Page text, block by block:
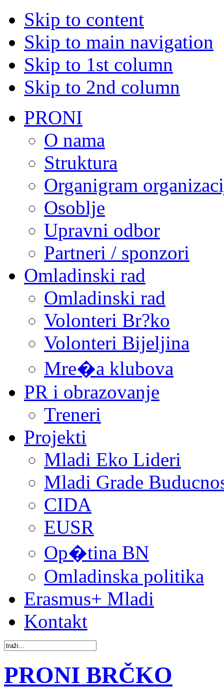
Skip to content
Skip to main navigation
Skip to 1st column
Skip to 2nd column
PRONI
O nama
Struktura
Organigram
Osoblje
Upravni odbor
Partneri / sponzori
Omladinski rad
Omladinski rad
Volonteri Br?ko
Volonteri Bijeljina
Mre�a klubova
PR i obrazovanje
Treneri
Projekti
Mladi Eko Lideri
Mladi Grade
CIDA
EUSR
Op�tina BN
Omladinska politika
Erasmus+ Mladi
Kontakt
PRONI BRČKO